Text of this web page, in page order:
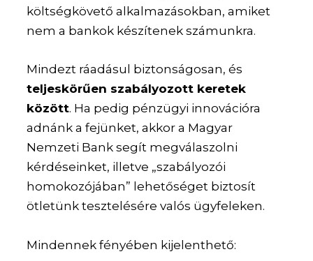
költségkövető alkalmazásokban, amiket
nem a bankok készítenek számunkra.
Mindezt ráadásul biztonságosan, és
teljeskörűen szabályozott keretek
között. Ha pedig pénzügyi innovációra
adnánk a fejünket, akkor a Magyar
Nemzeti Bank segít megválaszolni
kérdéseinket, illetve „szabályozói
homokozójában” lehetőséget biztosít
ötletünk tesztelésére valós ügyfeleken.
Mindennek fényében kijelenthető: